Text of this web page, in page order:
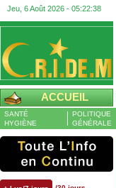
Jeu, 6 Août 2026 - 05:22:39
ACCUEIL
SANTÉ
HYGIÈNE
POLITIQUE
GÉNÉRALE